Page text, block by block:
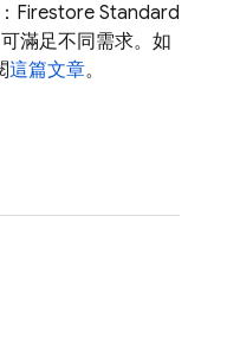
Firestore Standard
滿足不同需求。如
這篇文章。